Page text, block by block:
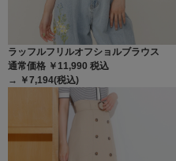
ラッフルフリルオフショルブラウス
通常価格 ￥11,990 税込
→ ￥7,194(税込)